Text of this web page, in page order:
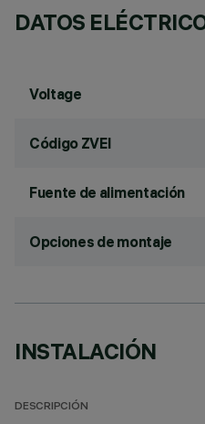
DATOS
Voltage
Código ZVEI
Fuente de alimentación
Opciones de montaje
INSTALACIÓN
DESCRIPCIÓN